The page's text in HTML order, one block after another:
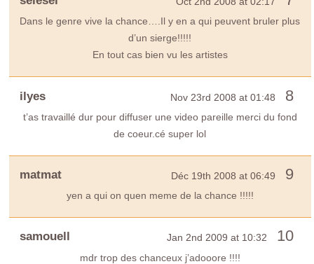
Dans le genre vive la chance….Il y en a qui peuvent bruler plus
d’un sierge!!!!!
En tout cas bien vu les artistes
ilyes Nov 23rd 2008 at 01:48 8
t’as travaillé dur pour diffuser une video pareille merci du fond
de coeur.cé super lol
matmat Déc 19th 2008 at 06:49 9
yen a qui on quen meme de la chance !!!!!
samouell Jan 2nd 2009 at 10:32 10
mdr trop des chanceux j’adooore !!!!